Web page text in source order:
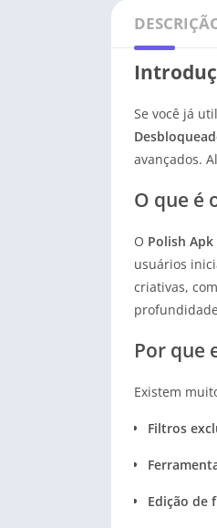
Se você já
avançados.
O que é
O Polish
usuários
criativas,
Por que
Existem
Filtros
Edição de